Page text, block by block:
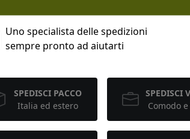
Uno specialista delle spedizioni
sempre pronto ad aiutarti
SPEDISCI PACCO
Italia ed estero
SPEDISCI
Comodo